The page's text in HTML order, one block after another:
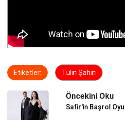
Etiketler: Tülin Şahin
Öncekini Oku
Safir'in Başrol